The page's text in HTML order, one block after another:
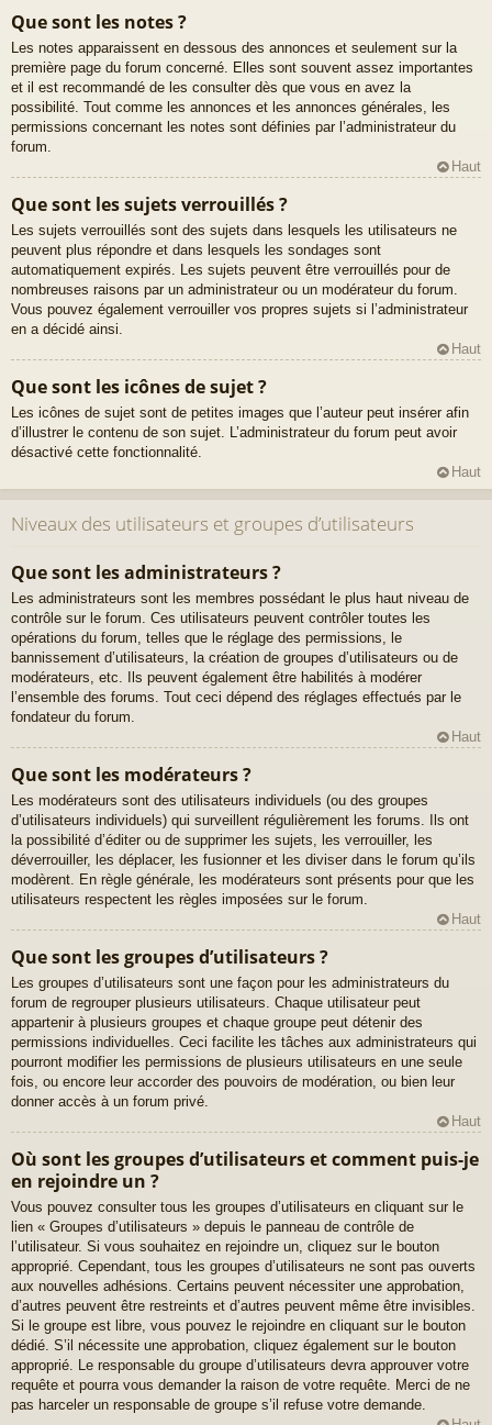
Que sont les notes ?
Les notes apparaissent en dessous des annonces et seulement sur la
première page du forum concerné. Elles sont souvent assez importantes
et il est recommandé de les consulter dès que vous en avez la
possibilité. Tout comme les annonces et les annonces générales, les
permissions concernant les notes sont définies par l’administrateur du
forum.
Haut
Que sont les sujets verrouillés ?
Les sujets verrouillés sont des sujets dans lesquels les utilisateurs ne
peuvent plus répondre et dans lesquels les sondages sont
automatiquement expirés. Les sujets peuvent être verrouillés pour de
nombreuses raisons par un administrateur ou un modérateur du forum.
Vous pouvez également verrouiller vos propres sujets si l’administrateur
en a décidé ainsi.
Haut
Que sont les icônes de sujet ?
Les icônes de sujet sont de petites images que l’auteur peut insérer afin
d’illustrer le contenu de son sujet. L’administrateur du forum peut avoir
désactivé cette fonctionnalité.
Haut
Niveaux des utilisateurs et groupes d’utilisateurs
Que sont les administrateurs ?
Les administrateurs sont les membres possédant le plus haut niveau de
contrôle sur le forum. Ces utilisateurs peuvent contrôler toutes les
opérations du forum, telles que le réglage des permissions, le
bannissement d’utilisateurs, la création de groupes d’utilisateurs ou de
modérateurs, etc. Ils peuvent également être habilités à modérer
l’ensemble des forums. Tout ceci dépend des réglages effectués par le
fondateur du forum.
Haut
Que sont les modérateurs ?
Les modérateurs sont des utilisateurs individuels (ou des groupes
d’utilisateurs individuels) qui surveillent régulièrement les forums. Ils ont
la possibilité d’éditer ou de supprimer les sujets, les verrouiller, les
déverrouiller, les déplacer, les fusionner et les diviser dans le forum qu’ils
modèrent. En règle générale, les modérateurs sont présents pour que les
utilisateurs respectent les règles imposées sur le forum.
Haut
Que sont les groupes d’utilisateurs ?
Les groupes d’utilisateurs sont une façon pour les administrateurs du
forum de regrouper plusieurs utilisateurs. Chaque utilisateur peut
appartenir à plusieurs groupes et chaque groupe peut détenir des
permissions individuelles. Ceci facilite les tâches aux administrateurs qui
pourront modifier les permissions de plusieurs utilisateurs en une seule
fois, ou encore leur accorder des pouvoirs de modération, ou bien leur
donner accès à un forum privé.
Haut
Où sont les groupes d’utilisateurs et comment puis-je
en rejoindre un ?
Vous pouvez consulter tous les groupes d’utilisateurs en cliquant sur le
lien « Groupes d’utilisateurs » depuis le panneau de contrôle de
l’utilisateur. Si vous souhaitez en rejoindre un, cliquez sur le bouton
approprié. Cependant, tous les groupes d’utilisateurs ne sont pas ouverts
aux nouvelles adhésions. Certains peuvent nécessiter une approbation,
d’autres peuvent être restreints et d’autres peuvent même être invisibles.
Si le groupe est libre, vous pouvez le rejoindre en cliquant sur le bouton
dédié. S’il nécessite une approbation, cliquez également sur le bouton
approprié. Le responsable du groupe d’utilisateurs devra approuver votre
requête et pourra vous demander la raison de votre requête. Merci de ne
pas harceler un responsable de groupe s’il refuse votre demande.